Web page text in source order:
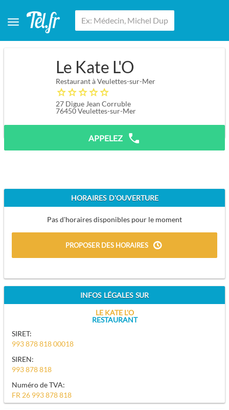
Le Kate L'O
Restaurant à Veulettes-sur-Mer
27 Digue Jean Corruble
76450Veulettes-sur-Mer
APPELEZ
HORAIRES D'OUVERTURE
Pas d'horaires disponibles pour le moment
PROPOSER DES HORAIRES
INFOS LÉGALES SUR
LE KATE L'O
RESTAURANT
SIRET:
993 878 818 00018
SIREN:
993 878 818
Numéro de TVA:
FR 26 993 878 818